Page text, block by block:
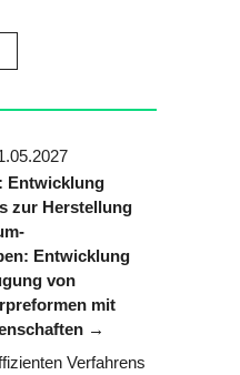
Entwicklung
zur Herstellung
Entwicklung
von
mit
Verfahrens